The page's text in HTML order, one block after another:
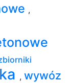
,
, wywóz